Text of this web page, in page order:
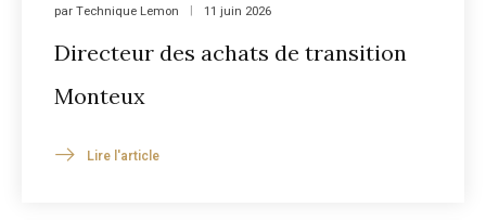
parTechnique Lemon 11 juin 2026
Directeur des achats de transition
Monteux
Lire l'article